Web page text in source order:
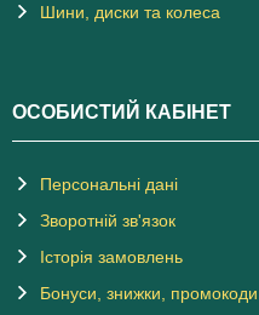
Шини, диски та колеса
ОСОБИСТИЙ КАБІНЕТ
Персональні дані
Зворотній зв'язок
Історія замовлень
Бонуси, знижки, промокоди